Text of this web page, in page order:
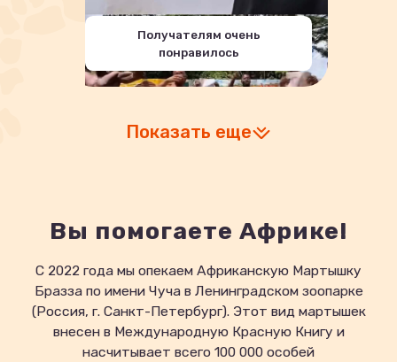
Получателям очень
понравилось
Показать еще
Вы помогаете Африке!
С 2022 года мы опекаем Африканскую Мартышку
Бразза по имени Чуча в Ленинградском зоопарке
(Россия, г. Санкт-Петербург). Этот вид мартышек
внесен в Международную Красную Книгу и
насчитывает всего 100 000 особей